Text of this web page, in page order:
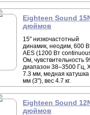
Eighteen Sound
дюймов
15" низкочастотный
динамик, неодим, 600
AES (1200 Вт
Ом, чувствительность
диапазон 38–3500 Гц,
7.3 мм, медная
мм (3"), вес 4.7 кг.
Eighteen Sound
дюймов